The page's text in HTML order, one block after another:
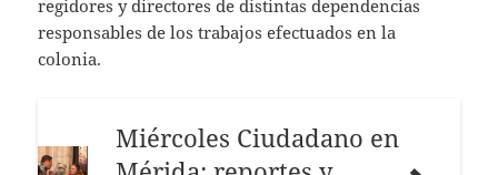
regidores y directores de distintas dependencias
responsables de los trabajos efectuados en la
colonia.
Miércoles Ciudadano en